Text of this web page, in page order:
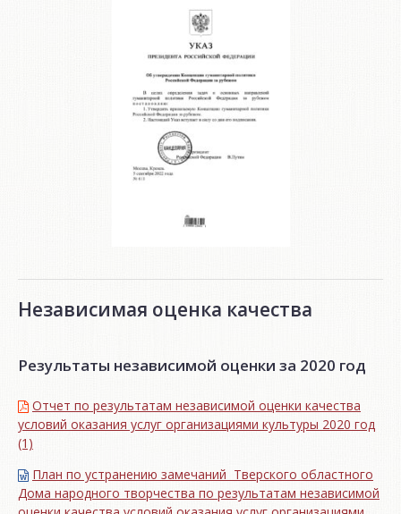
Независимая оценка качества
Результаты независимой оценки за 2020 год
Отчет по результатам независимой оценки качества
условий оказания услуг организациями культуры 2020 год
(1)
План по устранению замечаний Тверского областного
Дома народного творчества по результатам независимой